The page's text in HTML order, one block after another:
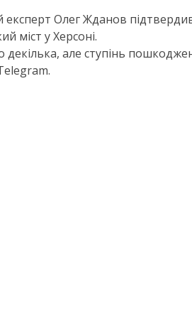
експерт Олег Жданов
міст у Херсоні.
декілька, але ступінь